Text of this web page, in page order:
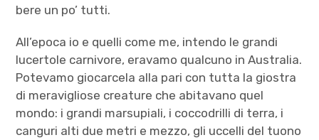
bere un po’ tutti.
All’epoca io e quelli come me, intendo le grandi
lucertole carnivore, eravamo qualcuno in Australia.
Potevamo giocarcela alla pari con tutta la giostra
di meravigliose creature che abitavano quel
mondo: i grandi marsupiali, i coccodrilli di terra, i
canguri alti due metri e mezzo, gli uccelli del tuono